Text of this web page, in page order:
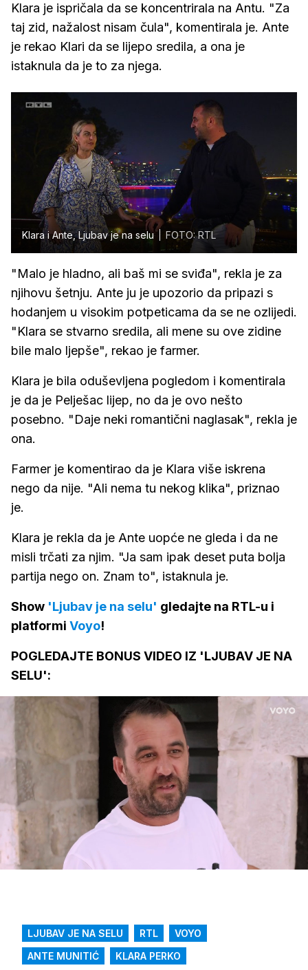
Klara je ispričala da se koncentrirala na Antu. "Za
taj zid, nažalost nisam čula", komentirala je. Ante
je rekao Klari da se lijepo sredila, a ona je
istaknula da je to za njega.
Klara i Ante, Ljubav je na selu FOTO: RTL
"Malo je hladno, ali baš mi se sviđa", rekla je za
njihovu šetnju. Ante ju je upozorio da pripazi s
hodanjem u visokim potpeticama da se ne ozlijedi.
"Klara se stvarno sredila, ali mene su ove zidine
bile malo ljepše", rekao je farmer.
Klara je bila oduševljena pogledom i komentirala
je da je Pelješac lijep, no da je ovo nešto
posebno. "Daje neki romantični naglasak", rekla je
ona.
Farmer je komentirao da je Klara više iskrena
nego da nije. "Ali nema tu nekog klika", priznao
je.
Klara je rekla da je Ante uopće ne gleda i da ne
misli trčati za njim. "Ja sam ipak deset puta bolja
partija nego on. Znam to", istaknula je.
Show 'Ljubav je na selu' gledajte na RTL-u i
platformi Voyo!
POGLEDAJTE BONUS VIDEO IZ 'LJUBAV JE NA
SELU':
zvuk
20.25%
LJUBAV JE NA SELU RTL
VOYO
ANTE MUNITIĆ
KLARA PERKO